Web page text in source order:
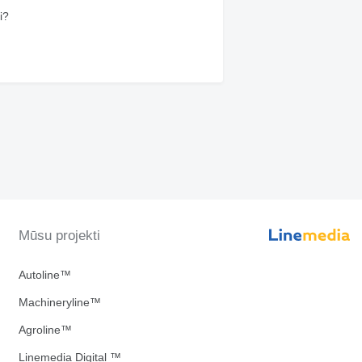
Mūsu projekti
Autoline™
Machineryline™
Agroline™
Linemedia Digital ™